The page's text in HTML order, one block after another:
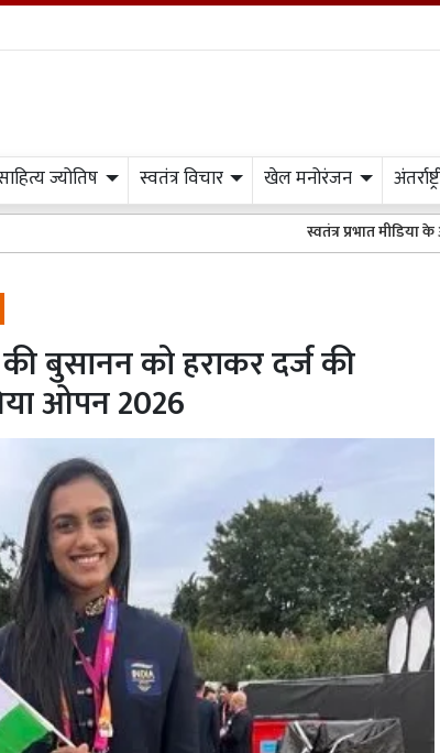
ज्योतिष स्वतंत्र विचार खेल मनोरंजन
स्वतंत्र प्रभात मीडिया के अख़बार अथवा
बुसानन को हराकर दर्ज की
ओपन 2026